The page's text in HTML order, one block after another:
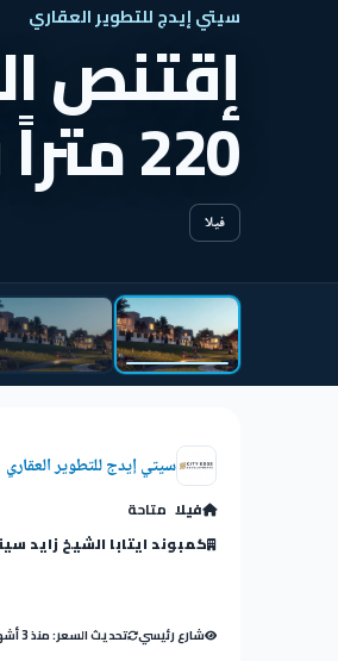
سيتي إيدج للتطوير العقاري
إقتنص
220 متراً في كمبوند ايتابا
فيلا
سيتي إيدج للتطوير العقاري
فيلا متاحة
كمبوند ايتابا الشيخ زايد
شارع رئيسي تحديث السعر: منذ 3 أشهر